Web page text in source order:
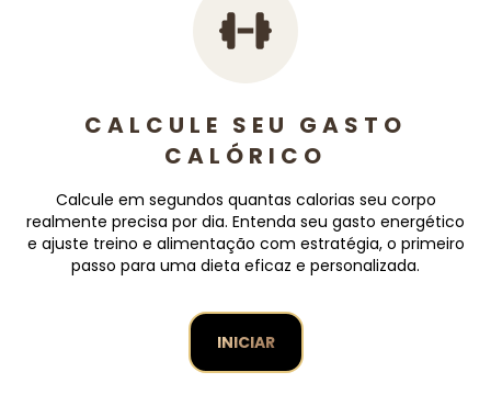
CALCULE SEU GASTO
CALÓRICO
Calcule em segundos quantas calorias seu corpo
realmente precisa por dia. Entenda seu gasto energético
e ajuste treino e alimentação com estratégia, o primeiro
passo para uma dieta eficaz e personalizada.
INICIAR